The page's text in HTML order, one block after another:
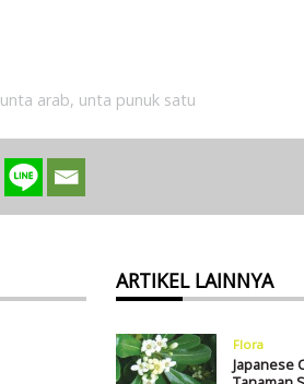
unta arab, unta punuk satu
ARTIKEL LAINNYA
Flora
Japanese